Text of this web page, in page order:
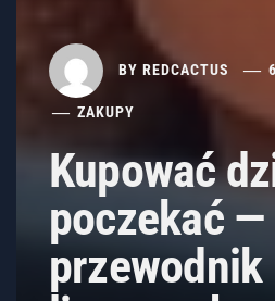
BY REDCACTUS
ZAKUPY
Kupować
poczekać —
przewodnik